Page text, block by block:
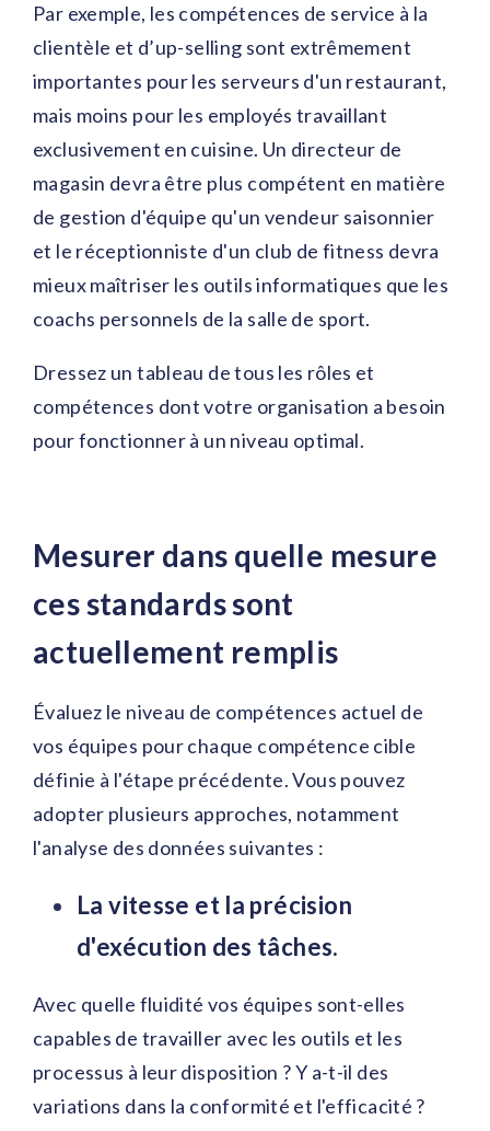
Par exemple, les compétences de service à la
clientèle et d’up-selling sont extrêmement
importantes pour les serveurs d'un restaurant,
mais moins pour les employés travaillant
exclusivement en cuisine. Un directeur de
magasin devra être plus compétent en matière
de gestion d'équipe qu'un vendeur saisonnier
et le réceptionniste d'un club de fitness devra
mieux maîtriser les outils informatiques que les
coachs personnels de la salle de sport.
Dressez un tableau de tous les rôles et
compétences dont votre organisation a besoin
pour fonctionner à un niveau optimal.
Mesurer dans quelle mesure
ces standards sont
actuellement remplis
Évaluez le niveau de compétences actuel de
vos équipes pour chaque compétence cible
définie à l'étape précédente. Vous pouvez
adopter plusieurs approches, notamment
l'analyse des données suivantes :
La vitesse et la précision
d'exécution des tâches.
Avec quelle fluidité vos équipes sont-elles
capables de travailler avec les outils et les
processus à leur disposition ? Y a-t-il des
variations dans la conformité et l'efficacité ?